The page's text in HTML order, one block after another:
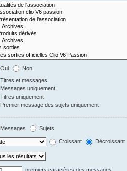
Oui Non
Titres et messages
Messages uniquement
Titres uniquement
Premier message des sujets uniquement
Messages Sujets
Croissant Décroissant
premiers caractères des messages